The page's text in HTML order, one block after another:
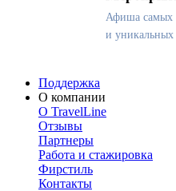
Афиша самых
и уникальных
Поддержка
О компании
О TravelLine
Отзывы
Партнеры
Работа и стажировка
Фирстиль
Контакты